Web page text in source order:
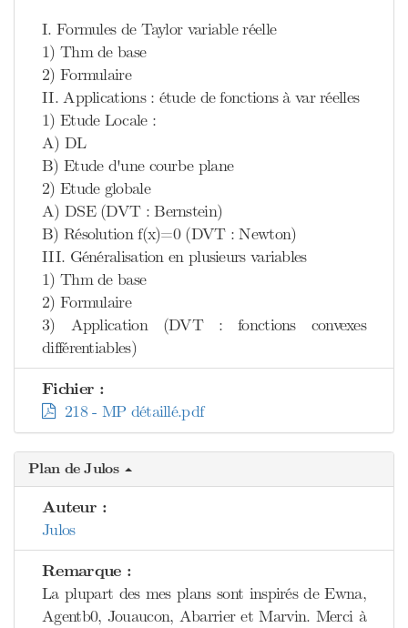
I. Formules de Taylor variable réelle
1) Thm de base
2) Formulaire
II. Applications : étude de fonctions à var réelles
1) Etude Locale :
A) DL
B) Etude d'une courbe plane
2) Etude globale
A) DSE (DVT : Bernstein)
B) Résolution f(x)=0 (DVT : Newton)
III. Généralisation en plusieurs variables
1) Thm de base
2) Formulaire
3) Application (DVT : fonctions convexes
différentiables)
Fichier :
218 - MP détaillé.pdf
Plan de Julos
Auteur :
Julos
Remarque :
La plupart des mes plans sont inspirés de Ewna,
Agentb0, Jouaucon, Abarrier et Marvin. Merci à